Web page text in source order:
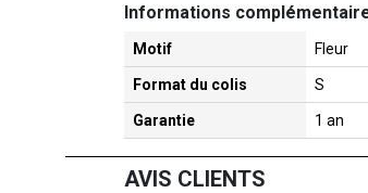
Informations
Motif Fleur
Format du colis S
Garantie 1 an
AVIS CLIENTS